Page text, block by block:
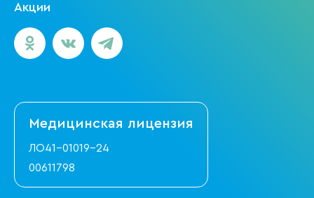
Акции
Медицинская лицензия
ЛО41-01019-24
00611798